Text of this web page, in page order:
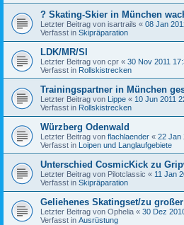
? Skating-Skier in München
Letzter Beitrag von isartrails « 08 Jan
Verfasst in Skipräparation
LDK/MR/SI
Letzter Beitrag von cpr « 30 Nov 2011
Verfasst in Rollskistrecken
Trainingspartner in München
Letzter Beitrag von Lippe « 10 Jun 2011
Verfasst in Rollskistrecken
Würzberg Odenwald
Letzter Beitrag von flachlaender « 22 Jan
Verfasst in Loipen und Langlaufgebiete
Unterschied CosmicKick zu
Letzter Beitrag von Pilotclassic « 11 Jan
Verfasst in Skipräparation
Geliehenes Skatingset/zu
Letzter Beitrag von Ophelia « 30 Dez
Verfasst in Ausrüstung